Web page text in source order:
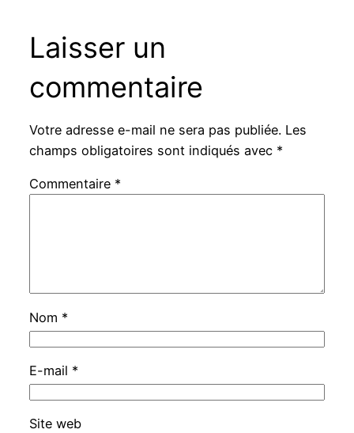
Laisser un
commentaire
Votre adresse e-mail ne sera pas publiée. Les
champs obligatoires sont indiqués avec *
Commentaire *
Nom *
E-mail *
Site web